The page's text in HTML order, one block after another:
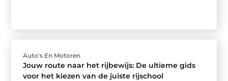
Auto's En Motoren
Jouw route naar het rijbewijs: De ultieme gids
voor het kiezen van de juiste rijschool